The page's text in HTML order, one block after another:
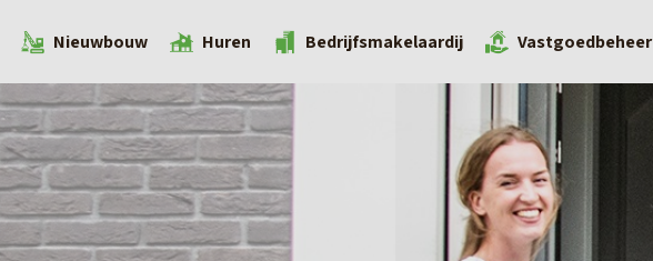
Nieuwbouw Huren Bedrijfsmakelaardij Vastgoedbeheer